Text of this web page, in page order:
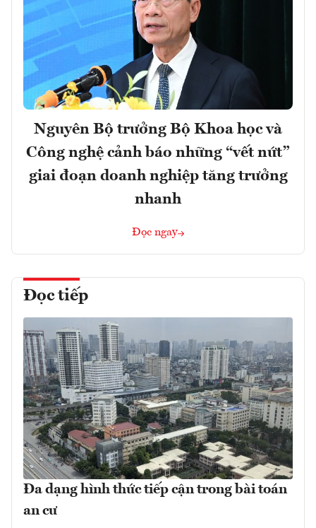
Nguyên Bộ trưởng Bộ Khoa học và
Công nghệ cảnh báo những “vết nứt”
giai đoạn doanh nghiệp tăng trưởng
nhanh
Đọc ngay
Đọc tiếp
Đa dạng hình thức tiếp cận trong bài toán
an cư